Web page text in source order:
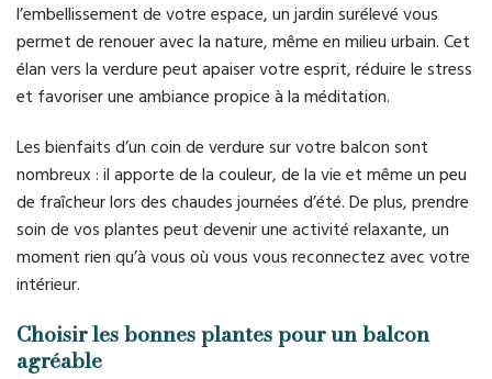
l’embellissement de votre espace, un jardin surélevé vous
permet de renouer avec la nature, même en milieu urbain. Cet
élan vers la verdure peut apaiser votre esprit, réduire le stress
et favoriser une ambiance propice à la méditation.
Les bienfaits d’un coin de verdure sur votre balcon sont
nombreux : il apporte de la couleur, de la vie et même un peu
de fraîcheur lors des chaudes journées d’été. De plus, prendre
soin de vos plantes peut devenir une activité relaxante, un
moment rien qu’à vous où vous vous reconnectez avec votre
intérieur.
Choisir les bonnes plantes pour un balcon
agréable